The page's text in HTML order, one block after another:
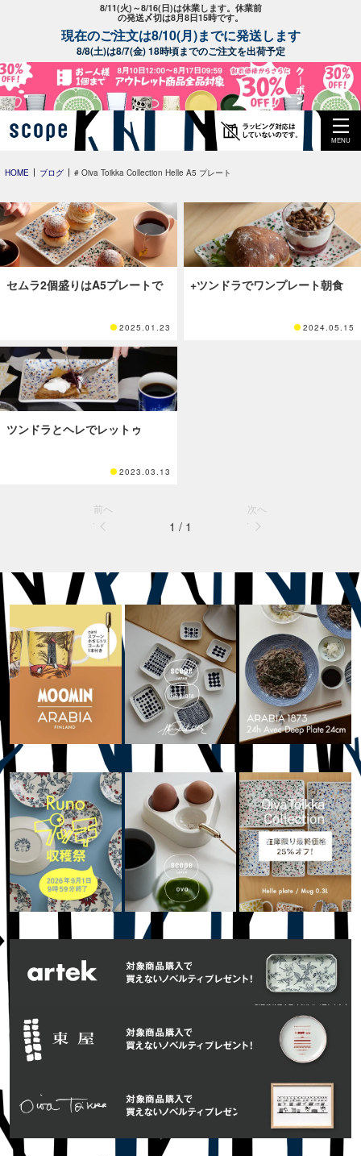
8/11(火)～8/16(日)は休業します。休業前
の発送〆切は8月8日15時です。
現在のご注文は8/10(月)までに発送します
8/8(土)は8/7(金) 18時頃までのご注文を出荷予定
MENU
HOME ブログ # Oiva Toikka Collection Helle A5 プレート
セムラ2個盛りはA5プレートで
2025.01.23
+ツンドラでワンプレート朝食
2024.05.15
ツンドラとヘレでレットゥ
2023.03.13
前へ
1 / 1
次へ